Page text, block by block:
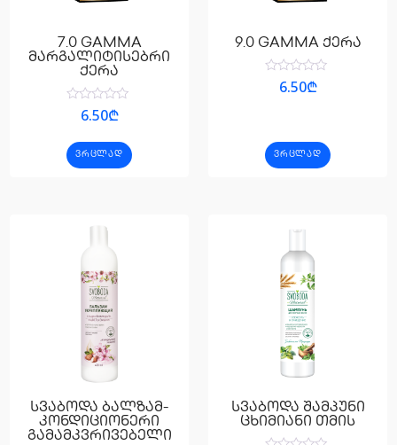
7.0 GAMMA
მარგალიტისებრი
ქერა
შეფასება
5-
დან
6.50₾
ᲕᲠᲪᲚᲐᲓ
9.0 GAMMA ქერა
შეფასება
6.50₾
ᲕᲠᲪᲚᲐᲓ
სვაბოდა ბალზამ-
კონდიციონერი
გამამკვრივებელი
სვაბოდა შამპუნი
ცხიმიანი თმის